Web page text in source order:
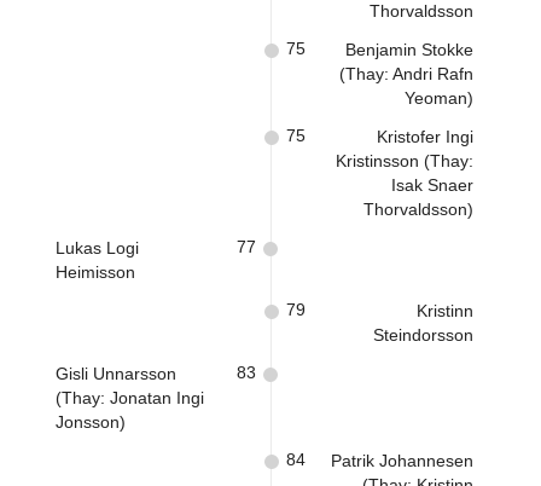
Thorvaldsson
Benjamin Stokke
(Thay: Andri Rafn
Yeoman)
75
Kristofer Ingi
Kristinsson (Thay:
Isak Snaer
Thorvaldsson)
75
Lukas Logi
Heimisson
77
Kristinn
Steindorsson
79
Gisli Unnarsson
(Thay: Jonatan Ingi
Jonsson)
83
Patrik Johannesen
84